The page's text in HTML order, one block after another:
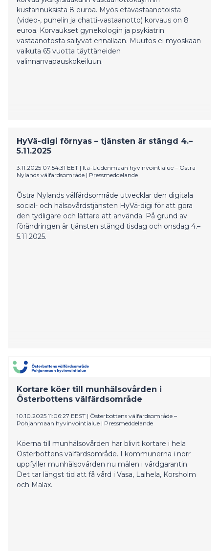
kustannuksista 8 euroa. Myös etävastaanotoista
(video-, puhelin ja chatti-vastaanotto) korvaus on 8
euroa. Korvaukset gynekologin ja psykiatrin
vastaanotosta säilyvät ennallaan. Muutos ei myöskään
vaikuta 65 vuotta täyttäneiden
valinnanvapauskokeiluun.
HyVä-digi förnyas – tjänsten är stängd 4.–
5.11.2025
3.11.2025 07:54:31 EET | Itä-Uudenmaan hyvinvointialue – Östra
Nylands välfärdsområde | Pressmeddelande
Östra Nylands välfärdsområde utvecklar den digitala
social- och hälsovårdstjänsten HyVä-digi för att göra
den tydligare och lättare att använda. På grund av
förändringen är tjänsten stängd tisdag och onsdag 4.–
5.11.2025.
Kortare köer till munhälsovården i
Österbottens välfärdsområde
10.10.2025 11:06:27 EEST | Österbottens välfärdsområde –
Pohjanmaan hyvinvointialue | Pressmeddelande
Köerna till munhälsovården har blivit kortare i hela
Österbottens välfärdsområde. I kommunerna i norr
uppfyller munhälsovården nu målen i vårdgarantin.
Det tar längst tid att få vård i Vasa, Laihela, Korsholm
och Malax.